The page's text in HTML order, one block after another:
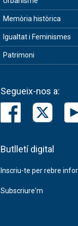
Memòria històrica
Igualtat i Feminismes
Patrimoni
Segueix-nos a:
Butlletí digital
Inscriu-te per rebre
Subscriure'm